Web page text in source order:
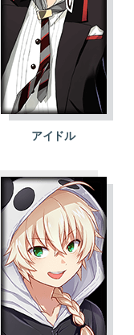
アイドル